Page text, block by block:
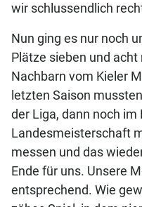
wir schlussendlich
Nun ging es nur noch
Plätze sieben und
Nachbarn vom Kieler
letzten Saison
der Liga, dann noch
Landesmeisterschaft
messen und das
Ende für uns. Unsere
entsprechend. Wie